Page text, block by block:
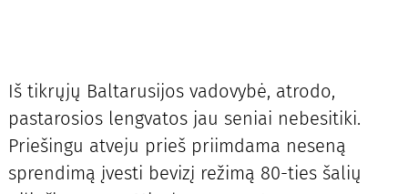
Iš tikrųjų Baltarusijos vadovybė, atrodo,
pastarosios lengvatos jau seniai nebesitiki.
Priešingu atveju prieš priimdama neseną
sprendimą įvesti bevizį režimą 80-ties šalių